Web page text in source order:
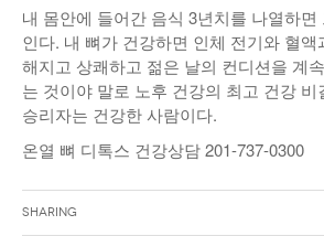
내 몸안에 들어간 음식 3년치를 나열하면
인다. 내 뼈가 건강하면 인체 전기와 혈
해지고 상쾌하고 젊은 날의 컨디션을 계
는 것이야 말로 노후 건강의 최고 건강 비
승리자는 건강한 사람이다.
온열 뼈 디톡스 건강상담 201-737-0300
Sharing